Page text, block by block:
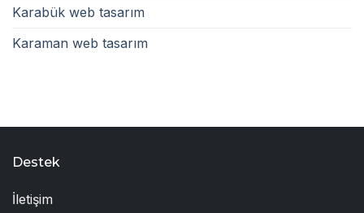
Karabük web tasarım
Karaman web tasarım
Destek
İletişim